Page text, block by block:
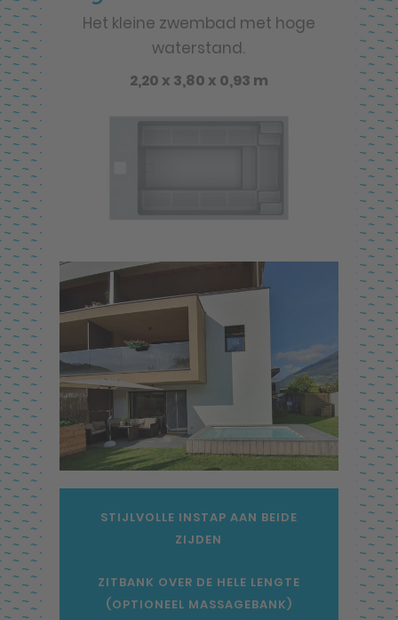
Het kleine zwembad met hoge
waterstand.
2,20 x 3,80 x 0,93 m
STIJLVOLLE INSTAP AAN BEIDE
ZIJDEN
ZITBANK OVER DE HELE LENGTE
(OPTIONEEL MASSAGEBANK)